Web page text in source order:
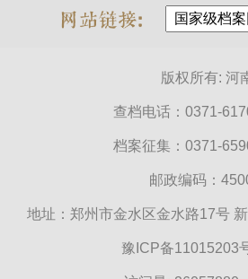
版权所有: 河
查档电话：0371-
档案征集：0371-
邮政编码：
地址：郑州市金水区金水路17号
豫ICP备11015203